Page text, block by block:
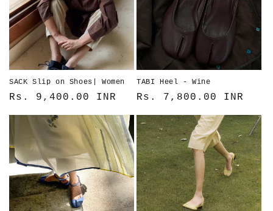
SACK Slip on Shoes| Women
通
格
Rs. 9,400.00 INR
TABI Heel - Wine
通
価
格
Rs. 7,800.00 INR